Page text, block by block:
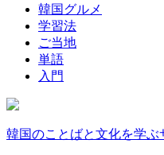
韓国グルメ
学習法
ご当地
単語
入門
韓国のことばと文化を学ぶ